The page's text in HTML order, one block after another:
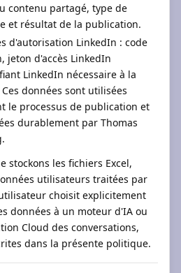
contenu partagé, type de
et résultat de la publication.
d'autorisation LinkedIn : code
jeton d'accès LinkedIn
LinkedIn nécessaire à la
données sont utilisées
le processus de publication et
durablement par Thomas
stockons les fichiers Excel,
utilisateurs traitées par
choisit explicitement
données à un moteur d'IA ou
Cloud des conversations,
dans la présente politique.